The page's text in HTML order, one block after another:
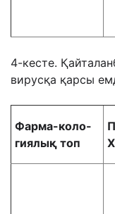
4-кесте.
вирусқа қарсы
Фарма-коло-
гиялық топ